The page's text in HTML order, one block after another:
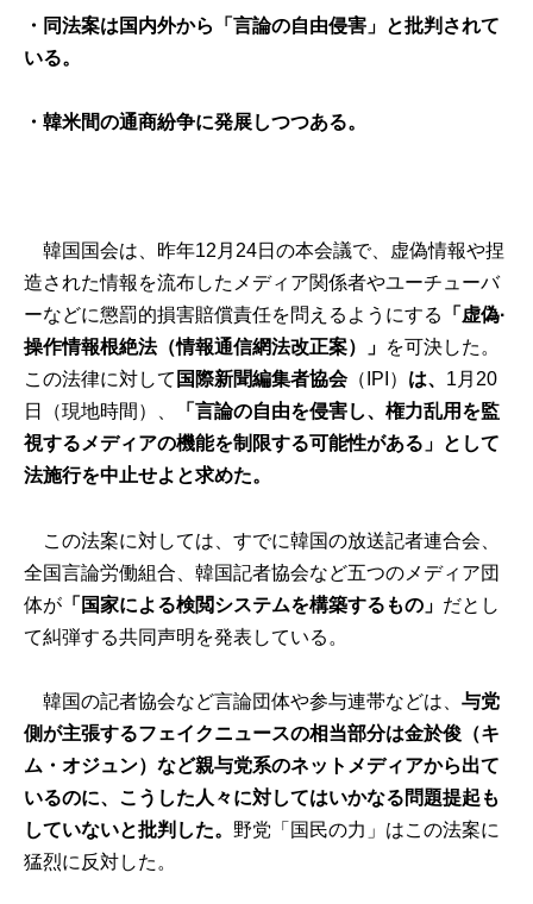
・同法案は国内外から「言論の自由侵害」と批判されて
いる。
・韓米間の通商紛争に発展しつつある。
韓国国会は、昨年12月24日の本会議で、虚偽情報や捏
造された情報を流布したメディア関係者やユーチューバ
ーなどに懲罰的損害賠償責任を問えるようにする
「虚偽·
操作情報根絶法（情報通信網法改正案）」 を可決した。
この法律に対して 国際新聞編集者協会（IPI） は、 1月20
日（現地時間）、
「言論の自由を侵害し、権力乱用を監
視するメディアの機能を制限する可能性がある」として
法施行を中止せよと求めた。
この法案に対しては、すでに韓国の放送記者連合会、
全国言論労働組合、韓国記者協会など五つのメディア団
体が 「国家による検閲システムを構築するもの」 だとし
て糾弾する共同声明を発表している。
韓国の記者協会など言論団体や参与連帯などは、与党
側が主張するフェイクニュースの相当部分は金於俊（キ
ム・オジュン）など親与党系のネットメディアから出て
いるのに、こうした人々に対してはいかなる問題提起も
していないと批判した。 野党「国民の力」はこの法案に
猛烈に反対した。